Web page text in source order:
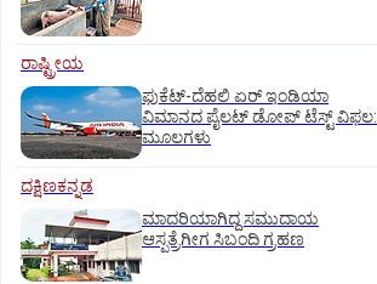
ರಾಷ್ಟ್ರೀಯ
ಫುಕೆಟ್‌-ದೆಹಲಿ ಏರ್‌ ಇಂಡಿಯಾ
ವಿಮಾನದ ಪೈಲಟ್‌ ಡೋಪ್‌ ಟೆಸ್ಟ್‌ ವಿಫಲ:
ಮೂಲಗಳು
ದಕ್ಷಿಣಕನ್ನಡ
ಮಾದರಿಯಾಗಿದ್ದ ಸಮುದಾಯ
ಆಸ್ಪತ್ರೆಗೀಗ ಸಿಬಂದಿ ಗ್ರಹಣ